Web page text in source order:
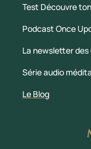
Test Découvre
Podcast Once
La newsletter des
Série audio
Le Blog